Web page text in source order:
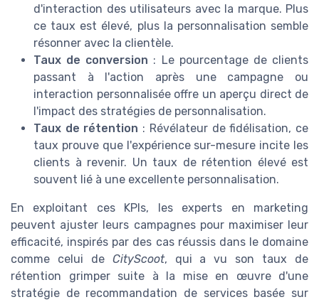
d'interaction des utilisateurs avec la marque. Plus
ce taux est élevé, plus la personnalisation semble
résonner avec la clientèle.
Taux de conversion : Le pourcentage de clients
passant à l'action après une campagne ou
interaction personnalisée offre un aperçu direct de
l'impact des stratégies de personnalisation.
Taux de rétention : Révélateur de fidélisation, ce
taux prouve que l'expérience sur-mesure incite les
clients à revenir. Un taux de rétention élevé est
souvent lié à une excellente personnalisation.
En exploitant ces KPIs, les experts en marketing
peuvent ajuster leurs campagnes pour maximiser leur
efficacité, inspirés par des cas réussis dans le domaine
comme celui de CityScoot, qui a vu son taux de
rétention grimper suite à la mise en œuvre d'une
stratégie de recommandation de services basée sur